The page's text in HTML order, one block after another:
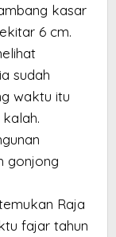
kasar
6 cm.
sudah
waktu itu
gonjong
Raja
fajar tahun